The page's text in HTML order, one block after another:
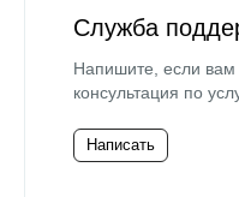
Служба
Напишите, если
консультация по
Написать